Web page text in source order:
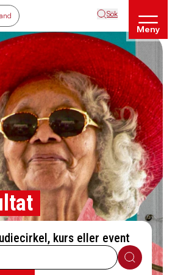
Sök
Meny
kurs eller event
Sök